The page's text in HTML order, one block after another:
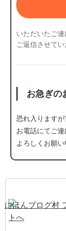
いただいたご
ご返信させて
お急ぎの
恐れ入ります
お電話にてご
よろしくお願